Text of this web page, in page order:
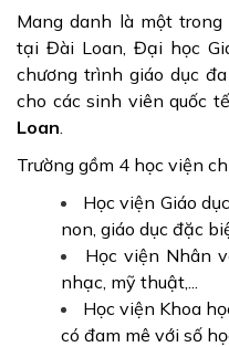
Mang danh là một
tại Đài Loan, Đại học
chương trình giáo dục
cho các sinh viên quốc
Loan.
Trường gồm 4 học viện
Học viện Giáo
non, giáo dục đặc
Học viện Nhân
nhạc, mỹ thuật,...
Học viện Khoa
có đam mê với số